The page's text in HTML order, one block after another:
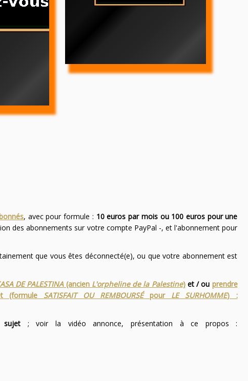
, avec pour formule : 10 euros par mois ou 100 euros pour une
des abonnements sur votre compte PayPal -, et l'abonnement pour
que vous êtes déconnecté(e), ou que votre abonnement est
DE PALESTINA(ancien L'orpheline de la Palestine)et / ou prendre
(formule SATISFAIT OU REMBOURSÉpour LE SURHOMME) :
; voir la vidéo annonce, présentation à ce propos :